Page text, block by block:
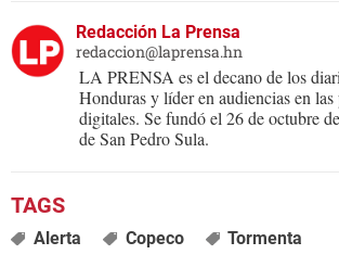
Redacción La Prensa
redaccion@laprensa.hn
LA PRENSA es el decano de los
Honduras y líder en audiencias en las
digitales. Se fundó el 26 de octubre
de San Pedro Sula.
Alerta Copeco Tormenta